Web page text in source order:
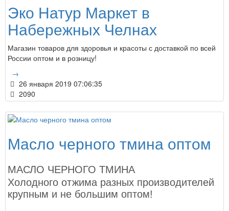
Эко Натур Маркет в
Набережных Челнах
Магазин товаров для здоровья и красоты с доставкой по всей
России оптом и в розницу!
→
26 января 2019 07:06:35
2090
Масло черного тмина оптом
МАСЛО ЧЕРНОГО ТМИНА
Холодного отжима разных производителей
крупным и не большим оптом!